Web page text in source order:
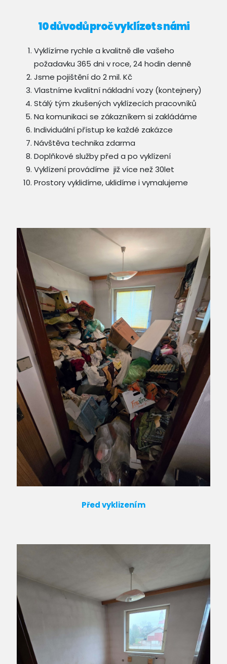
10 důvodů proč vyklízet s námi
Vyklízíme rychle a kvalitně dle vašeho
požadavku 365 dni v roce, 24 hodin denně
Jsme pojištění do 2 mil. Kč
Vlastníme kvalitní nákladní vozy (kontejnery)
Stálý tým zkušených vyklízecích pracovníků
Na komunikaci se zákazníkem si zakládáme
Individuální přístup ke každé zakázce
Návštěva technika zdarma
Doplňkové služby před a po vyklízení
Vyklízení provádíme již více než 30let
Prostory vyklidíme, uklidíme i vymalujeme
Před vyklizením